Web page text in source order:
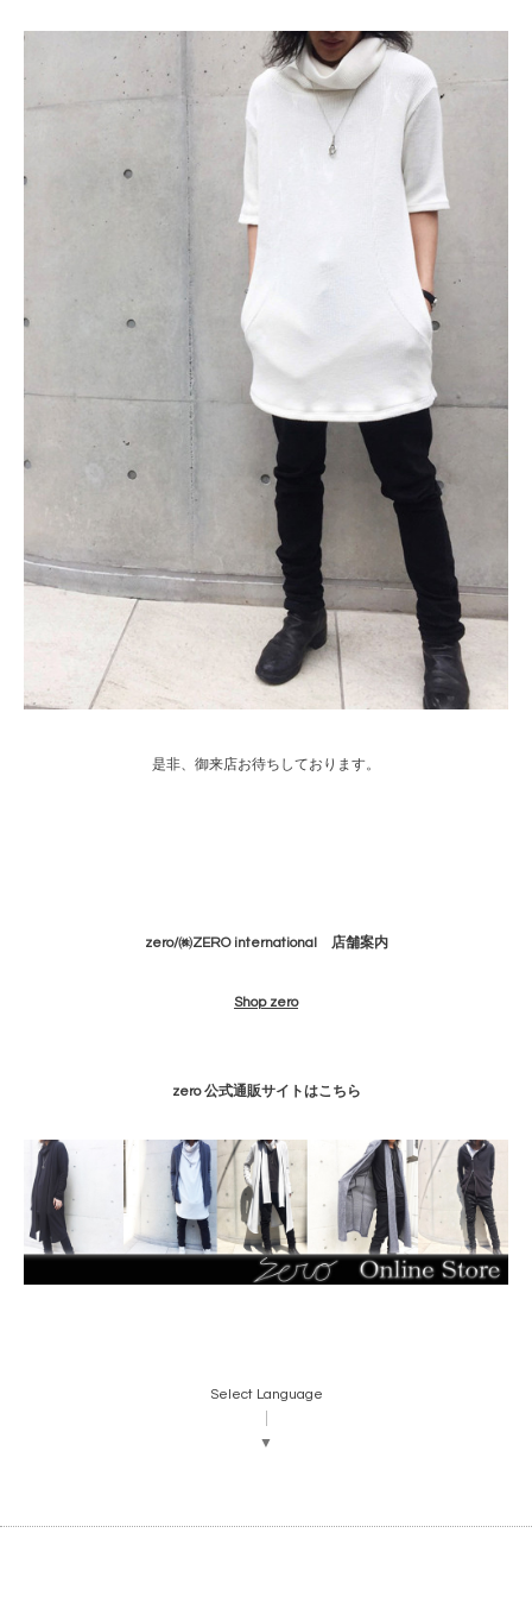
是非、御来店お待ちしております。
zero/㈱ZERO international 店舗案内
Shop zero
zero 公式通販サイトはこちら
Select Language
▼